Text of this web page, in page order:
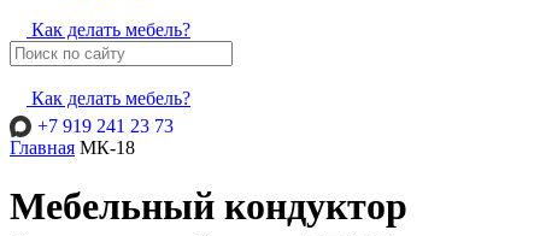
Как делать мебель?
Как делать мебель?
+7 919 241 23 73
Главная МК-18
Мебельный кондуктор